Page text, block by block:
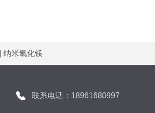
纳米氧化镁
联系电话：18961680997